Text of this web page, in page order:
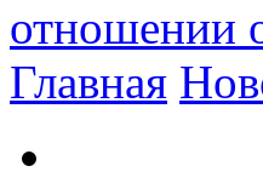
отношении
Главная